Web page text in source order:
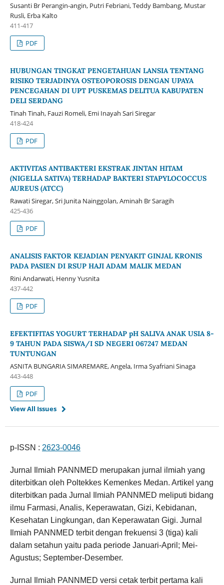
Susanti Br Perangin-angin, Putri Febriani, Teddy Bambang, Mustar
Rusli, Erba Kalto
411-417
PDF
HUBUNGAN TINGKAT PENGETAHUAN LANSIA TENTANG
RISIKO TERJADINYA OSTEOPOROSIS DENGAN UPAYA
PENCEGAHAN DI UPT PUSKEMAS DELITUA KABUPATEN
DELI SERDANG
Tinah Tinah, Fauzi Romeli, Emi Inayah Sari Siregar
418-424
PDF
AKTIVITAS ANTIBAKTERI EKSTRAK JINTAN HITAM
(NIGELLA SATIVA) TERHADAP BAKTERI STAPYLOCOCCUS
AUREUS (ATCC)
Rawati Siregar, Sri Junita Nainggolan, Aminah Br Saragih
425-436
PDF
ANALISIS FAKTOR KEJADIAN PENYAKIT GINJAL KRONIS
PADA PASIEN DI RSUP HAJI ADAM MALIK MEDAN
Rini Andarwati, Henny Yusnita
437-442
PDF
EFEKTIFITAS YOGURT TERHADAP pH SALIVA ANAK USIA 8-
9 TAHUN PADA SISWA/I SD NEGERI 067247 MEDAN
TUNTUNGAN
ASNITA BUNGARIA SIMAREMARE, Angela, Irma Syafriani Sinaga
443-448
PDF
View All Issues
p-ISSN : 2623-0046
Jurnal Ilmiah PANNMED merupakan jurnal ilmiah yang
diterbitkan oleh Poltekkes Kemenkes Medan. Artikel yang
diterbitkan pada Jurnal Ilmiah PANNMED meliputi bidang
ilmu Farmasi, Analis, Keperawatan, Gizi, Kebidanan,
Kesehatan Lingkungan, dan Keperawatan Gigi. Jurnal
Ilmiah PANNMED terbit dengan frekuensi 3 (tiga) kali
dalam setahun yaitu pada periode Januari-April; Mei-
Agustus; September-Desember.
Jurnal Ilmiah PANNMED versi cetak terbit pertama kali